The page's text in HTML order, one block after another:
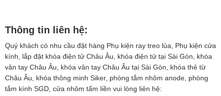
Thông tin liên hệ:
Quý khách có nhu cầu đặt hàng Phụ kiện ray treo lùa, Phụ kiện cửa
kính, lắp đặt khóa điện tử Châu Âu, khóa điện tử tại Sài Gòn, khóa
vân tay Châu Âu, khóa vân tay Châu Âu tại Sài Gòn, khóa thẻ từ
Châu Âu, khóa thông minh Siker, phòng tắm nhôm anode, phòng
tắm kính SGD, cửa nhôm tấm liền vui lòng liên hệ: